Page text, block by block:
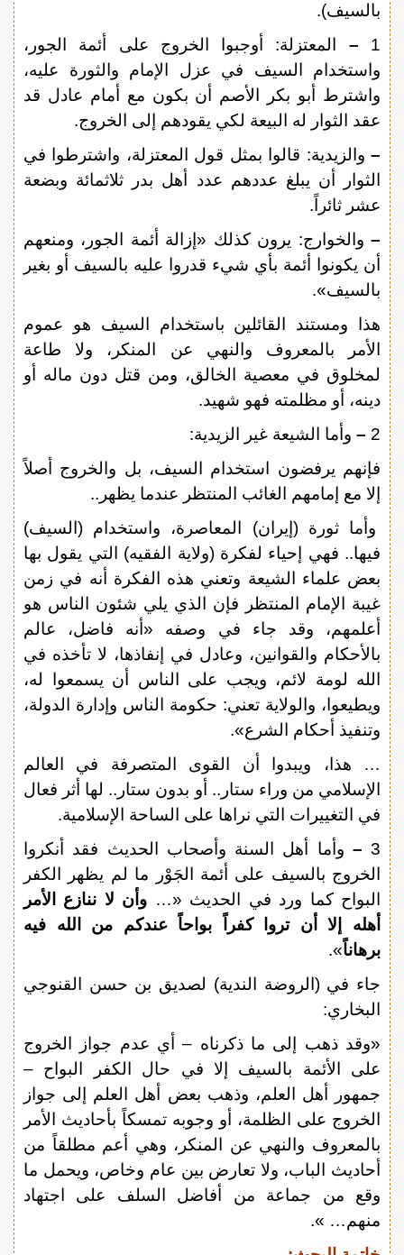
بالسيف).
1
– المعتزلة: أوجبوا الخروج على أئمة الجور،
واستخدام السيف في عزل الإمام والثورة عليه،
واشترط أبو بكر الأصم أن بكون مع أمام عادل قد
عقد الثوار له البيعة لكي يقودهم إلى الخروج.
– والزيدية: قالوا بمثل قول المعتزلة، واشترطوا في
الثوار أن يبلغ عددهم عدد أهل بدر ثلاثمائة وبضعة
عشر ثائراً.
– والخوارج: يرون كذلك «إزالة أئمة الجور، ومنعهم
أن يكونوا أئمة بأي شيء قدروا عليه بالسيف أو بغير
بالسيف».
هذا ومستند القائلين باستخدام السيف هو عموم
الأمر بالمعروف والنهي عن المنكر، ولا طاعة
لمخلوق في معصية الخالق، ومن قتل دون ماله أو
دينه، أو مظلمته فهو شهيد.
2
– وأما الشيعة غير الزيدية:
فإنهم يرفضون استخدام السيف، بل والخروج أصلاً
إلا مع إمامهم الغائب المنتظر عندما يظهر..
وأما ثورة (إيران) المعاصرة، واستخدام (السيف)
فيها.. فهي إحياء لفكرة (ولاية الفقيه) التي يقول بها
بعض علماء الشيعة وتعني هذه الفكرة أنه في زمن
غيبة الإمام المنتظر فإن الذي يلي شئون الناس هو
أعلمهم، وقد جاء في وصفه «أنه فاضل، عالم
بالأحكام والقوانين، وعادل في إنفاذها، لا تأخذه في
الله لومة لائم، ويجب على الناس أن يسمعوا له،
ويطيعوا، والولاية تعني: حكومة الناس وإدارة الدولة،
وتنفيذ أحكام الشرع».
… هذا، ويبدوا أن القوى المتصرفة في العالم
الإسلامي من وراء ستار.. أو بدون ستار.. لها أثر فعال
في التغييرات التي نراها على الساحة الإسلامية.
3
– وأما أهل السنة وأصحاب الحديث فقد أنكروا
الخروج بالسيف على أئمة الجَوْر ما لم يظهر الكفر
البواح كما ورد في الحديث «… وأن لا ننازع الأمر
أهله إلا أن تروا كفراً بواحاً عندكم من الله فيه
برهاناً».
جاء في (الروضة الندية) لصديق بن حسن القنوجي
البخاري:
«وقد ذهب إلى ما ذكرناه – أي عدم جواز الخروج
على الأئمة بالسيف إلا في حال الكفر البواح –
جمهور أهل العلم، وذهب بعض أهل العلم إلى جواز
الخروج على الظلمة، أو وجوبه تمسكاً بأحاديث الأمر
بالمعروف والنهي عن المنكر، وهي أعم مطلقاً من
أحاديث الباب، ولا تعارض بين عام وخاص، ويحمل ما
وقع من جماعة من أفاضل السلف على اجتهاد
منهم… ».